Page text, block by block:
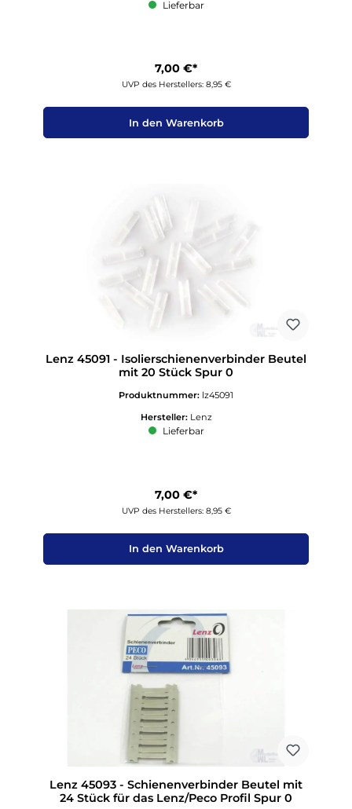
Lieferbar
7,00 €*
UVP des Herstellers: 8,95 €
In den Warenkorb
Lenz 45091 - Isolierschienenverbinder Beutel
mit 20 Stück Spur 0
Produktnummer: lz45091
Hersteller: Lenz
Lieferbar
7,00 €*
UVP des Herstellers: 8,95 €
In den Warenkorb
Lenz 45093 - Schienenverbinder Beutel mit
24 Stück für das Lenz/Peco Profil Spur 0